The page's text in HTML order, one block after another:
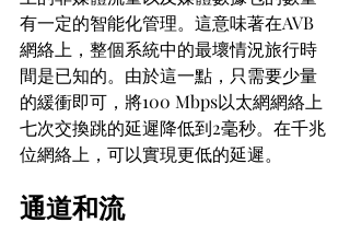
有一定的智能化管理。這意味著在AVB
網絡上，整個系統中的最壞情況旅行時
間是已知的。由於這一點，只需要少量
的緩衝即可，將100 Mbps以太網網絡上
七次交換跳的延遲降低到2毫秒。在千兆
位網絡上，可以實現更低的延遲。
通道和流